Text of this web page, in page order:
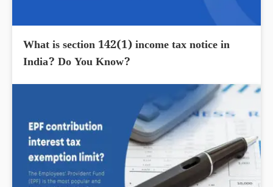
What is section 142(1) income tax notice in
India? Do You Know?